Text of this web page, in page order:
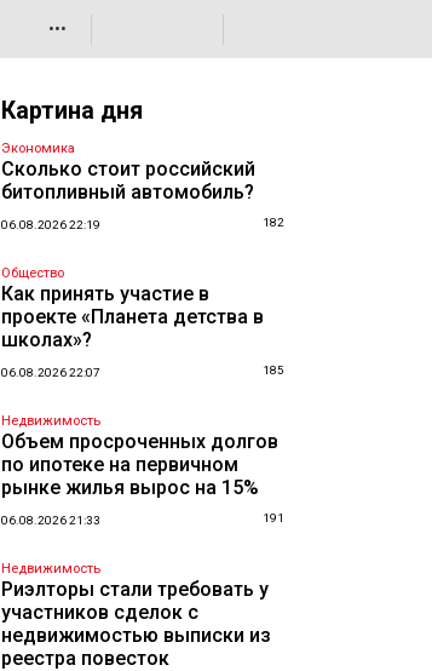
•••
Картина дня
Экономика
Сколько стоит российский
битопливный автомобиль?
06.08.2026 22:19 182
Общество
Как принять участие в
проекте «Планета детства в
школах»?
06.08.2026 22:07 185
Недвижимость
Объем просроченных долгов
по ипотеке на первичном
рынке жилья вырос на 15%
06.08.2026 21:33 191
Недвижимость
Риэлторы стали требовать у
участников сделок с
недвижимостью выписки из
реестра повесток